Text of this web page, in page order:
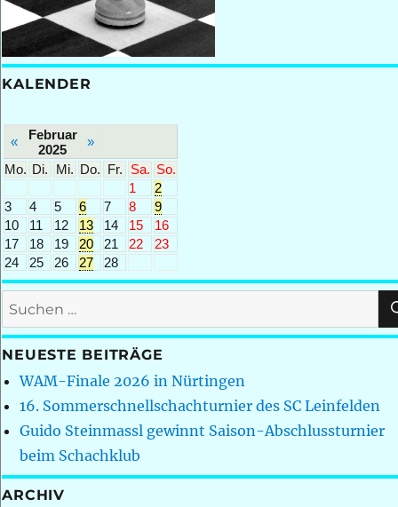
KALENDER
«
Februar
2025
»
Mo. Di. Mi. Do. Fr. Sa. So.
1
2
3
4 5 6 7 8
9
10
11 12 13 14 15
16
17
18 19 20 21 22
23
24
25 26 27 28
Suchen
nach:
NEUESTE BEITRÄGE
WAM-Finale 2026 in Nürtingen
16. Sommerschnellschachturnier des SC Leinfelden
Guido Steinmassl gewinnt Saison-Abschlussturnier
beim Schachklub
ARCHIV